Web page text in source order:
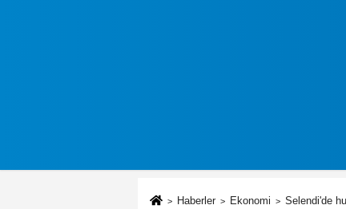
Haberler Ekonomi Selendi'de